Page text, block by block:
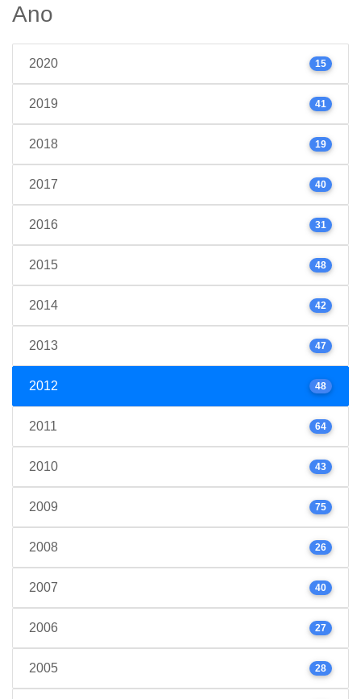
Ano
2020 15
2019 41
2018 19
2017 40
2016 31
2015 48
2014 42
2013 47
2012 48
2011 64
2010 43
2009 75
2008 26
2007 40
2006 27
2005 28